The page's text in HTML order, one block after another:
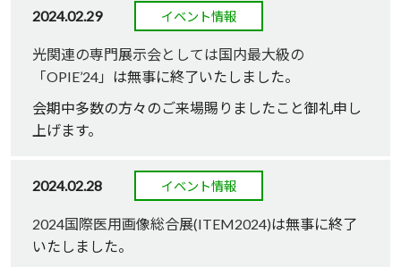
2024.02.29 イベント情報
光関連の専門展示会としては国内最大級の
「OPIE’24」 は無事に終了いたしました。
会期中多数の方々のご来場賜りましたこと御礼申し
上げます。
2024.02.28 イベント情報
2024国際医用画像総合展(ITEM2024)は無事に終了
いたしました。